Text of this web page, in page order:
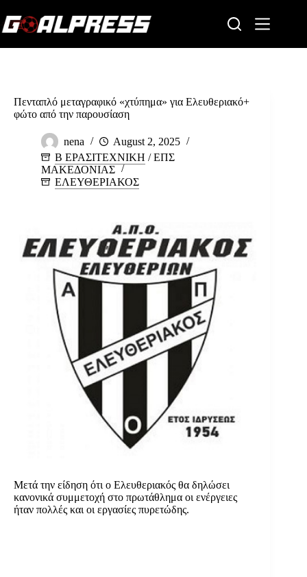
to
content
Πενταπλό μεταγραφικό «χτύπημα» για Ελευθεριακό+
φώτο από την παρουσίαση
nena
August 2, 2025
Β ΕΡΑΣΙΤΕΧΝΙΚΗ /ΕΠΣ
ΜΑΚΕΔΟΝΙΑΣ
ΕΛΕΥΘΕΡΙΑΚΟΣ
Μετά την είδηση ότι ο Ελευθεριακός θα δηλώσει
κανονικά συμμετοχή στο πρωτάθλημα οι ενέργειες
ήταν πολλές και οι εργασίες πυρετώδης.